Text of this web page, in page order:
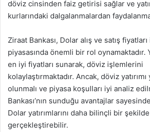
döviz cinsinden faiz getirisi sağlar ve
kurlarındaki dalgalanmalardan
Ziraat Bankası, Dolar alış ve satış
piyasasında önemli bir rol oynamaktadır.
en iyi fiyatları sunarak, döviz işlemlerini
kolaylaştırmaktadır. Ancak, döviz
olunmalı ve piyasa koşulları iyi analiz
Bankası’nın sunduğu avantajlar
Dolar yatırımlarını daha bilinçli bir şekilde
gerçekleştirebilir.